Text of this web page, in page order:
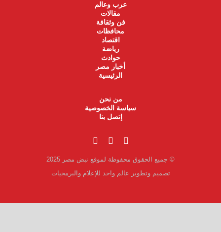
عرب وعالم
مقالات
فن وثقافة
محافظات
اقتصاد
رياضة
حوادث
أخبار مصر
الرئيسية
من نحن
سياسة الخصوصية
إتصل بنا
© جميع الحقوق محفوظة لموقع نبض مصر 2025
تصميم وتطوير عالم واحد للإعلام والبرمجيات